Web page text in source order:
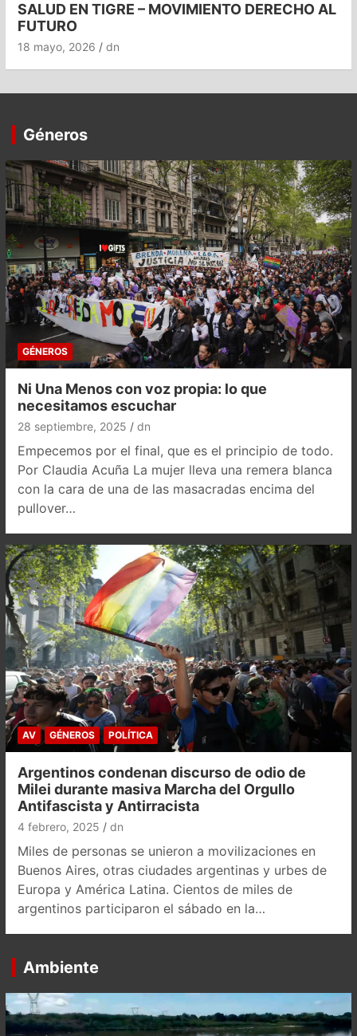
SALUD EN TIGRE – MOVIMIENTO DERECHO AL
FUTURO
18 mayo, 2026 dn
Géneros
GÉNEROS
Ni Una Menos con voz propia: lo que
necesitamos escuchar
28 septiembre, 2025 dn
Empecemos por el final, que es el principio de todo.
Por Claudia Acuña La mujer lleva una remera blanca
con la cara de una de las masacradas encima del
pullover…
AV GÉNEROS POLÍTICA
Argentinos condenan discurso de odio de
Milei durante masiva Marcha del Orgullo
Antifascista y Antirracista
4 febrero, 2025 dn
Miles de personas se unieron a movilizaciones en
Buenos Aires, otras ciudades argentinas y urbes de
Europa y América Latina. Cientos de miles de
argentinos participaron el sábado en la…
Ambiente